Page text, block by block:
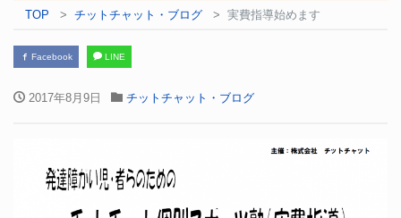
TOP チットチャット・ブログ 実費指導始めます
Facebook LINE
2017年8月9日 チットチャット・ブログ